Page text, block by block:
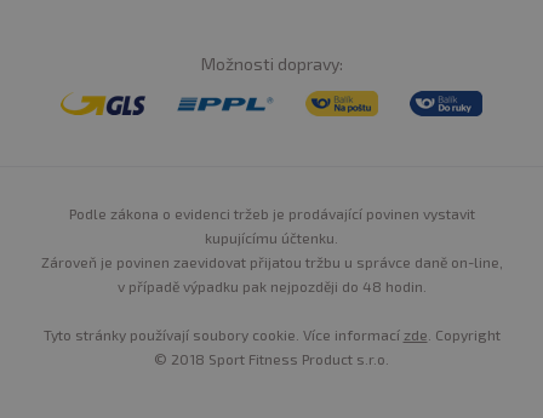
Možnosti dopravy:
Podle zákona o evidenci tržeb je prodávající povinen vystavit
kupujícímu účtenku.
Zároveň je povinen zaevidovat přijatou tržbu u správce daně on-line,
v případě výpadku pak nejpozději do 48 hodin.
Tyto stránky používají soubory cookie. Více informací zde . Copyright
© 2018 Sport Fitness Product s.r.o.